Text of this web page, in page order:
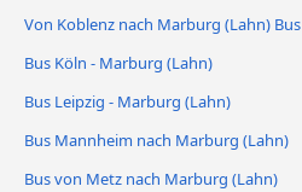
Von Koblenz nach Marburg (Lahn) Bus
Bus Köln - Marburg (Lahn)
Bus Leipzig - Marburg (Lahn)
Bus Mannheim nach Marburg (Lahn)
Bus von Metz nach Marburg (Lahn)